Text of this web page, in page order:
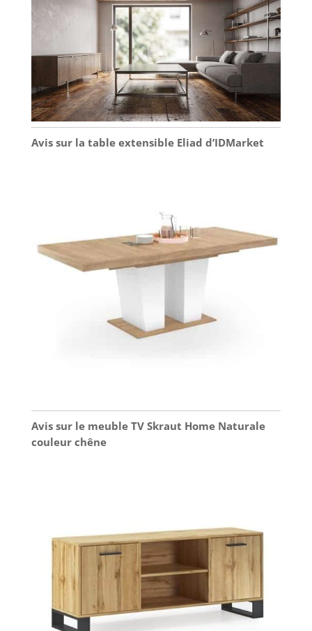
Avec des
instructions claires
et des pièces
numérotées dans
l'emballage, vous
pouvez terminer
l'assemblage
facilement.
Veuillez également
bibliotheque de
patienter
Avis sur la table extensible Eliad d’IDMarket
Avis sur le meuble TV Skraut Home Naturale
couleur chêne